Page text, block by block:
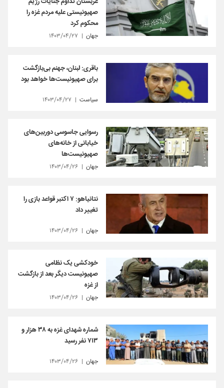
صهیونیستی علیه مردم غزه را
محکوم کرد
جهان ۱۴۰۳/۰۴/۲۷
باقری: لبنان، جهنم بی‌بازگشت
برای صهیونیست‌ها خواهد بود
سیاست ۱۴۰۳/۰۴/۲۷
رسوایی جاسوسی دوربین‌های
خیابانی از خانه‌های
صهیونیست‌ها
جهان ۱۴۰۳/۰۴/۲۶
نتانیاهو: ۷ اکتبر قواعد بازی را
تغییر داد
جهان ۱۴۰۳/۰۴/۲۶
خودکشی یک نظامی
صهیونیست دیگر بعد از بازگشت
از غزه
جهان ۱۴۰۳/۰۴/۲۶
شماره شهدای غزه به ۳۸ هزار و
۷۱۳ نفر رسید
جهان ۱۴۰۳/۰۴/۲۶